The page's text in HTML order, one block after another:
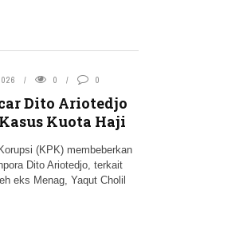
0 0
Dito Ariotedjo
Kuota Haji
(KPK) membeberkan
Dito Ariotedjo, terkait
eks Menag, Yaqut Cholil